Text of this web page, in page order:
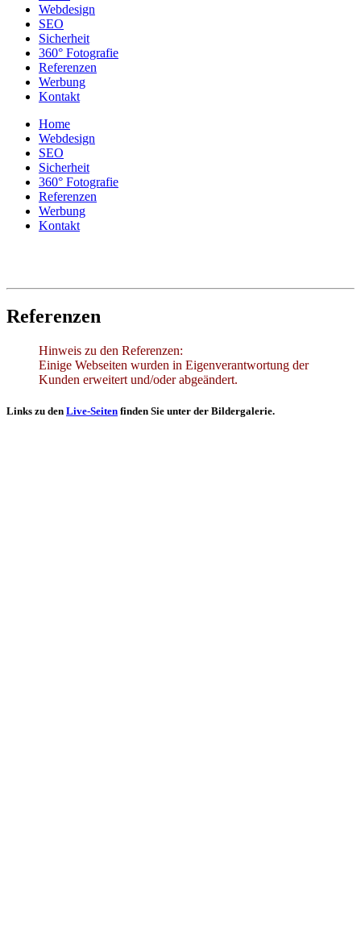
Webdesign
SEO
Sicherheit
360° Fotografie
Referenzen
Werbung
Kontakt
Home
Webdesign
SEO
Sicherheit
360° Fotografie
Referenzen
Werbung
Kontakt
Referenzen
Hinweis zu den Referenzen:
Einige Webseiten wurden in Eigenverantwortung der
Kunden erweitert und/oder abgeändert.
Links zu den Live-Seiten finden Sie unter der Bildergalerie.